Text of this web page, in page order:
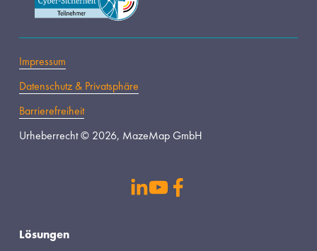
Impressum
Datenschutz & Privatsphäre
Barrierefreiheit
Urheberrecht © 2026, MazeMap GmbH
Lösungen